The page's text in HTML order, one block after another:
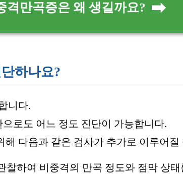
격만곡증은 왜 생길까요?
하나요?
니다.
로도 어느 정도 진단이 가능합니다.
해 다음과 같은 검사가 추가로 이루어질
찰하여 비중격의 만곡 정도와 점막 상